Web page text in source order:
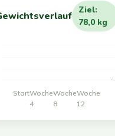
Ziel:
78,0 kg
StartWoche
4
Woche
8
Woche
12